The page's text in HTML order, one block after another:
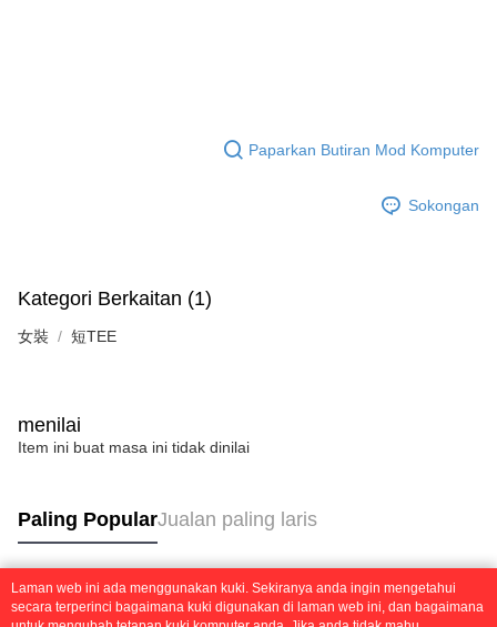
Paparkan Butiran Mod Komputer
Sokongan
Kategori Berkaitan (1)
女裝 短TEE
menilai
Item ini buat masa ini tidak dinilai
Paling PopularJualan paling laris
Tag Popular
Laman web ini ada menggunakan kuki. Sekiranya anda ingin mengetahui
secara terperinci bagaimana kuki digunakan di laman web ini, dan bagaimana